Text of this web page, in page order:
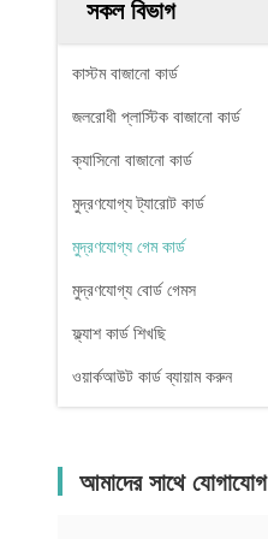
সকল বিভাগ
কাস্টম বাজানো কার্ড
জলরোধী প্লাস্টিক বাজানো কার্ড
ক্যাসিনো বাজানো কার্ড
মুদ্রণযোগ্য ট্যারোট কার্ড
মুদ্রণযোগ্য গেম কার্ড
মুদ্রণযোগ্য বোর্ড গেমস
ফ্ল্যাশ কার্ড শিখছি
ওয়ার্কআউট কার্ড ব্যায়াম করুন
আমাদের সাথে যোগাযোগ